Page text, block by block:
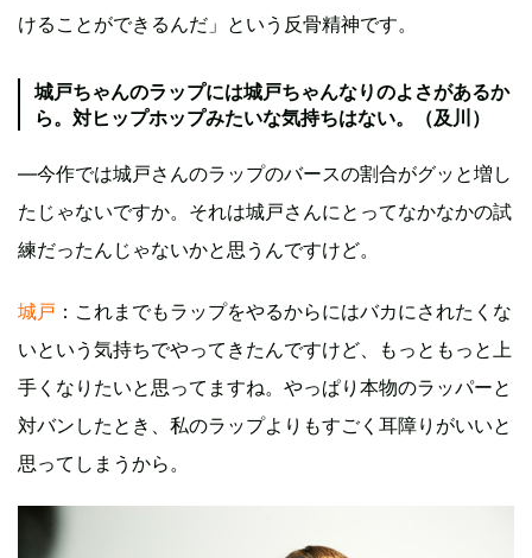
けることができるんだ」という反骨精神です。
城戸ちゃんのラップには城戸ちゃんなりのよさがあるか
ら。対ヒップホップみたいな気持ちはない。（及川）
―今作では城戸さんのラップのバースの割合がグッと増し
たじゃないですか。それは城戸さんにとってなかなかの試
練だったんじゃないかと思うんですけど。
城戸 ：これまでもラップをやるからにはバカにされたくな
いという気持ちでやってきたんですけど、もっともっと上
手くなりたいと思ってますね。やっぱり本物のラッパーと
対バンしたとき、私のラップよりもすごく耳障りがいいと
思ってしまうから。